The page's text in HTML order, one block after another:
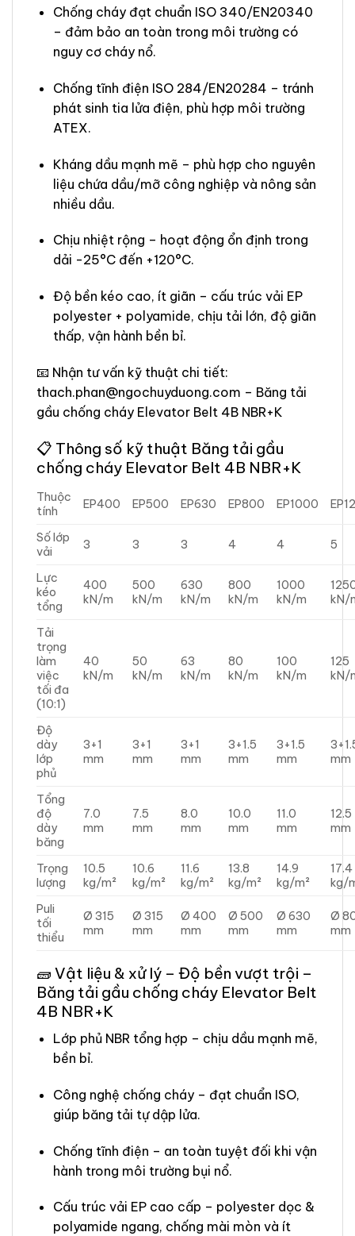
Chống cháy đạt chuẩn ISO 340/EN20340
– đảm bảo an toàn trong môi trường có
nguy cơ cháy nổ.
Chống tĩnh điện ISO 284/EN20284 – tránh
phát sinh tia lửa điện, phù hợp môi trường
ATEX.
Kháng dầu mạnh mẽ – phù hợp cho nguyên
liệu chứa dầu/mỡ công nghiệp và nông sản
nhiều dầu.
Chịu nhiệt rộng – hoạt động ổn định trong
dải -25°C đến +120°C.
Độ bền kéo cao, ít giãn – cấu trúc vải EP
polyester + polyamide, chịu tải lớn, độ giãn
thấp, vận hành bền bỉ.
📧 Nhận tư vấn kỹ thuật chi tiết:
thach.phan@ngochuyduong.com – Băng tải
gầu chống cháy Elevator Belt 4B NBR+K
📋 Thông số kỹ thuật Băng tải gầu
chống cháy Elevator Belt 4B NBR+K
Thuộc
tính
EP400 EP500 EP630 EP800 EP1000
Số lớp
vải
3 3 3 4 4 5
Lực
kéo
tổng
400
kN/m
500
kN/m
630
kN/m
800
kN/m
1000
kN/m
kN/
Tải
trọng
làm
việc
tối đa
(10:1)
40
kN/m
50
kN/m
63
kN/m
80
kN/m
100
kN/m
125
kN/
Độ
dày
lớp
phủ
3+1
mm
3+1
mm
3+1
mm
3+1.5
mm
3+1.5
mm
mm
Tổng
độ
dày
băng
7.0
mm
7.5
mm
8.0
mm
10.0
mm
11.0
mm
12.5
mm
Trọng
lượng
10.5
kg/m²
10.6
kg/m²
11.6
kg/m²
13.8
kg/m²
14.9
kg/m²
17.4
kg/
Puli
tối
thiểu
Ø 315
mm
Ø 315
mm
Ø 400
mm
Ø 500
mm
Ø 630
mm
Ø
mm
🧱 Vật liệu & xử lý – Độ bền vượt trội –
Băng tải gầu chống cháy Elevator Belt
4B NBR+K
Lớp phủ NBR tổng hợp – chịu dầu mạnh mẽ,
bền bỉ.
Công nghệ chống cháy – đạt chuẩn ISO,
giúp băng tải tự dập lửa.
Chống tĩnh điện – an toàn tuyệt đối khi vận
hành trong môi trường bụi nổ.
Cấu trúc vải EP cao cấp – polyester dọc &
polyamide ngang, chống mài mòn và ít